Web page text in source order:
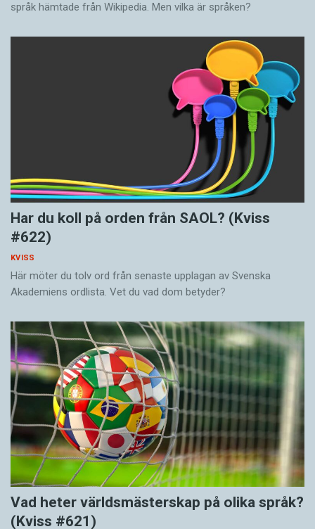
språk hämtade från Wikipedia. Men vilka är språken?
Har du koll på orden från SAOL? (Kviss
#622)
KVISS
Här möter du tolv ord från senaste upplagan av Svenska
Akademiens ordlista. Vet du vad dom betyder?
Vad heter världsmästerskap på olika språk?
(Kviss #621)